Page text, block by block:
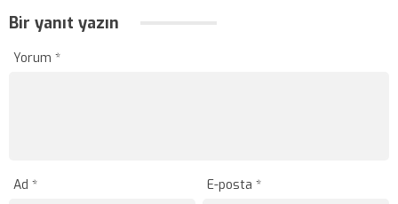
Bir yanıt yazın
Yorum *
Ad * E-posta*